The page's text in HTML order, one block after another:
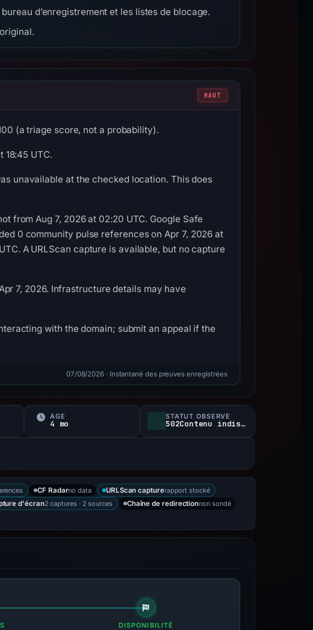
d’enregistrement et les listes de blocage.
HAUT
(a triage score, not a probability).
18:45 UTC.
unavailable at the checked location. This does
from Aug 7, 2026 at 02:20 UTC. Google Safe
0 community pulse references on Apr 7, 2026 at
A URLScan capture is available, but no capture
7, 2026. Infrastructure details may have
with the domain; submit an appeal if the
07/08/2026 · Instantané des preuves enregistrées
ÂGE
4 mo
STATUT OBSERVÉ
502Contenu indisponible
CF Radarno data URLScan capturerapport stocké
d'écran2 captures · 2 sources Chaîne de redirectionnon sondé
DISPONIBILITÉ